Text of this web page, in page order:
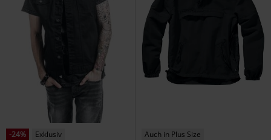
-24%
Exklusiv
Auch in Plus Size